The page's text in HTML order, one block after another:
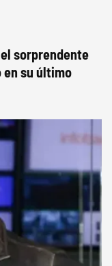
sorprendente
su último